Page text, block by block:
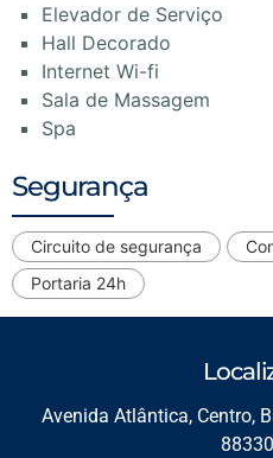
Elevador de Serviço
Hall Decorado
Internet Wi-fi
Sala de Massagem
Spa
Segurança
Circuito de segurança
Portaria 24h
Avenida Atlântica, Centro,